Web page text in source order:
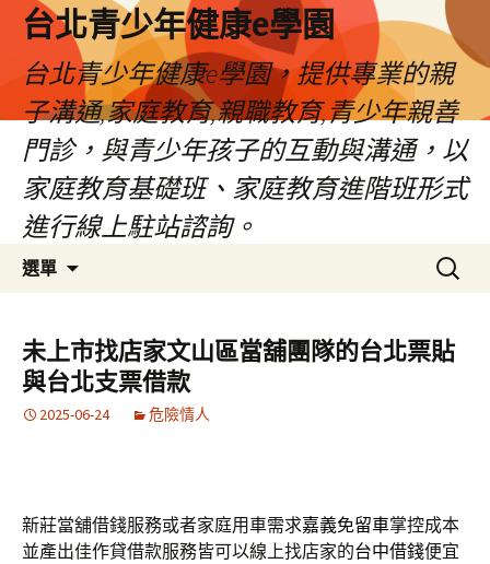
台北青少年健康e學園
台北青少年健康e學園，提供專業的親
子溝通,家庭教育,親職教育,青少年親善
門診，與青少年孩子的互動與溝通，以
家庭教育基礎班、家庭教育進階班形式
進行線上駐站諮詢。
選單
容
搜
尋
鍵
字:
未上市找店家文山區當舖團隊的台北票貼
與台北支票借款
2025-06-24 危險情人
新莊當舖借錢服務或者家庭用車需求嘉義免留車掌控成本
並產出佳作貸借款服務皆可以線上找店家的台中借錢便宜